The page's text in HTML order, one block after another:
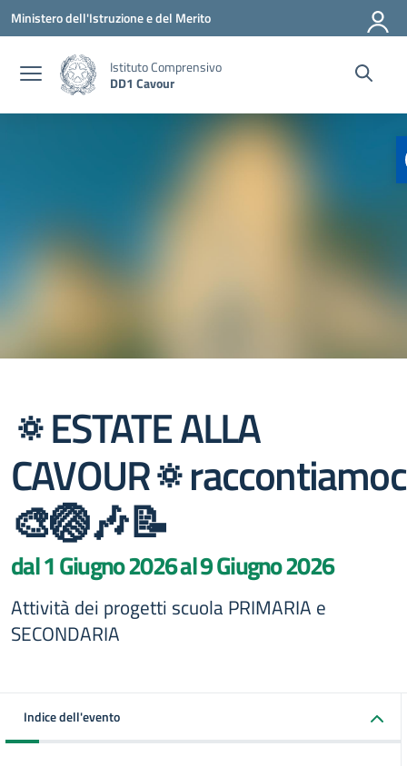
Vai ai contenuti
Vai al menu di navigazione
Vai al footer
Ministero dell'Istruzione e del Merito
Istituto Comprensivo
DD1 Cavour
🔅ESTATE ALLA
🎨🏐🎶📝
dal 1 Giugno 2026 al 9 Giugno 2026
Attività dei progetti scuola PRIMARIA e
SECONDARIA
Indice dell'evento